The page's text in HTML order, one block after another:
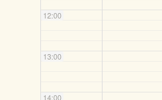
12:00
13:00
14:00